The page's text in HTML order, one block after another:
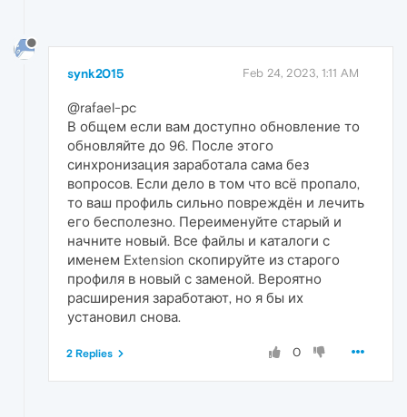
synk2015 Feb 24, 2023, 1:11 AM
@rafael-pc
В общем если вам доступно обновление то
обновляйте до 96. После этого
синхронизация заработала сама без
вопросов. Если дело в том что всё пропало,
то ваш профиль сильно повреждён и лечить
его бесполезно. Переименуйте старый и
начните новый. Все файлы и каталоги с
именем Extension скопируйте из старого
профиля в новый с заменой. Вероятно
расширения заработают, но я бы их
установил снова.
0
2 Replies